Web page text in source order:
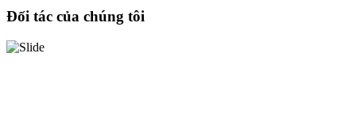
Đối tác của chúng tôi